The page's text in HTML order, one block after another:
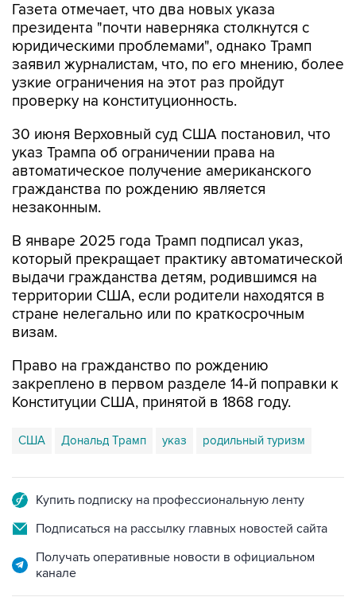
Газета отмечает, что два новых указа
президента "почти наверняка столкнутся с
юридическими проблемами", однако Трамп
заявил журналистам, что, по его мнению, более
узкие ограничения на этот раз пройдут
проверку на конституционность.
30 июня Верховный суд США постановил, что
указ Трампа об ограничении права на
автоматическое получение американского
гражданства по рождению является
незаконным.
В январе 2025 года Трамп подписал указ,
который прекращает практику автоматической
выдачи гражданства детям, родившимся на
территории США, если родители находятся в
стране нелегально или по краткосрочным
визам.
Право на гражданство по рождению
закреплено в первом разделе 14-й поправки к
Конституции США, принятой в 1868 году.
США Дональд Трамп указ родильный туризм
Купить подписку на профессиональную ленту
Подписаться на рассылку главных новостей сайта
Получать оперативные новости в официальном
канале